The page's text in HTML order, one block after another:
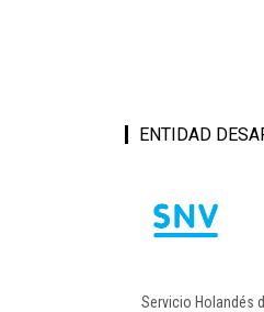
ENTIDAD
Servicio Holandés